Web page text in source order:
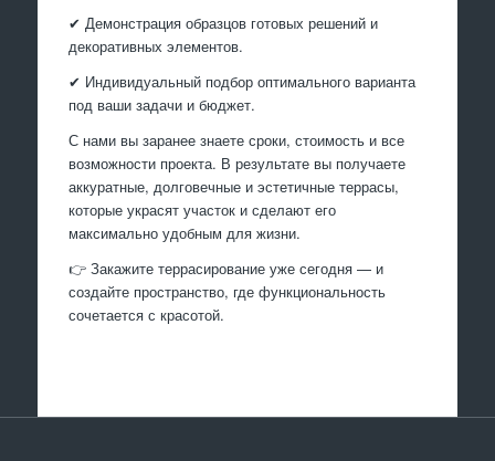
✔ Демонстрация образцов готовых решений и
декоративных элементов.
✔ Индивидуальный подбор оптимального варианта
под ваши задачи и бюджет.
С нами вы заранее знаете сроки, стоимость и все
возможности проекта. В результате вы получаете
аккуратные, долговечные и эстетичные террасы,
которые украсят участок и сделают его
максимально удобным для жизни.
👉 Закажите террасирование уже сегодня — и
создайте пространство, где функциональность
сочетается с красотой.